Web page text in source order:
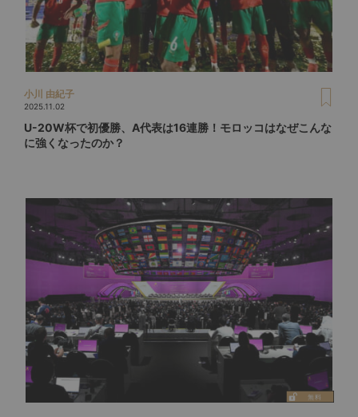
小川 由紀子
2025.11.02
U-20W杯で初優勝、A代表は16連勝！モロッコはなぜこんな
に強くなったのか？